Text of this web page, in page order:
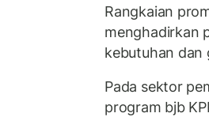
Rangkaian
menghadirkan
kebutuhan dan
Pada sektor
program bjb